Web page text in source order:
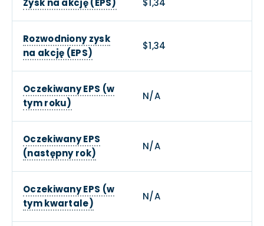
Zysk na akcję (EPS) $1,34
Rozwodniony zysk
na akcję (EPS)
$1,34
Oczekiwany EPS (w
tym roku)
N/A
Oczekiwany EPS
(następny rok)
N/A
Oczekiwany EPS (w
tym kwartale)
N/A